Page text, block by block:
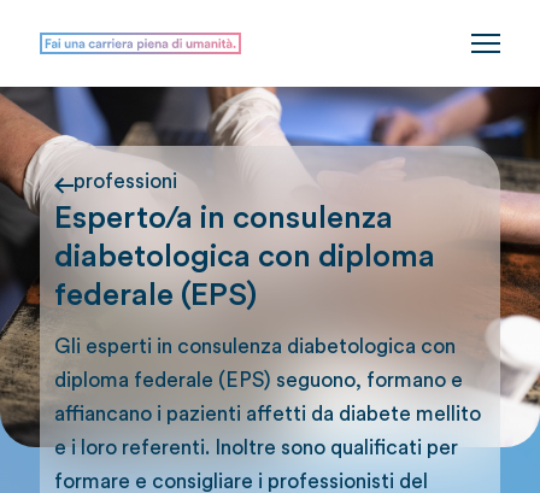
professioni
Esperto/a in consulenza
diabetologica con diploma
federale (EPS)
Gli esperti in consulenza diabetologica con
diploma federale (EPS) seguono, formano e
affiancano i pazienti affetti da diabete mellito
e i loro referenti. Inoltre sono qualificati per
formare e consigliare i professionisti del